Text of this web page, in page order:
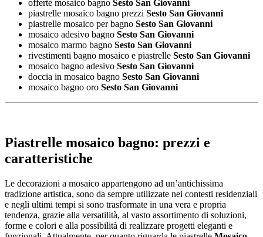
offerte mosaico bagno Sesto San Giovanni
piastrelle mosaico bagno prezzi Sesto San Giovanni
piastrelle mosaico per bagno Sesto San Giovanni
mosaico adesivo bagno Sesto San Giovanni
mosaico marmo bagno Sesto San Giovanni
rivestimenti bagno mosaico e piastrelle Sesto San Giovanni
mosaico bagno adesivo Sesto San Giovanni
doccia in mosaico bagno Sesto San Giovanni
mosaico bagno oro Sesto San Giovanni
Piastrelle mosaico bagno: prezzi e
caratteristiche
Le decorazioni a mosaico appartengono ad un’antichissima
tradizione artistica, sono da sempre utilizzate nei contesti residenziali
e negli ultimi tempi si sono trasformate in una vera e propria
tendenza, grazie alla versatilità, al vasto assortimento di soluzioni,
forme e colori e alla possibilità di realizzare progetti eleganti e